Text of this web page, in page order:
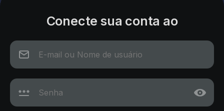
Conecte sua conta ao